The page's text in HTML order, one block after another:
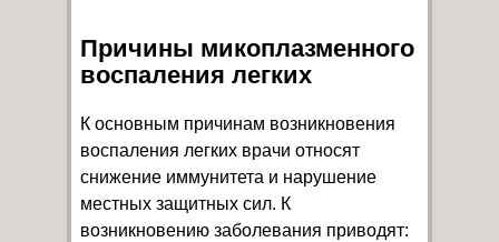
Причины микоплазменного
воспаления легких
К основным причинам возникновения
воспаления легких врачи относят
снижение иммунитета и нарушение
местных защитных сил. К
возникновению заболевания приводят: